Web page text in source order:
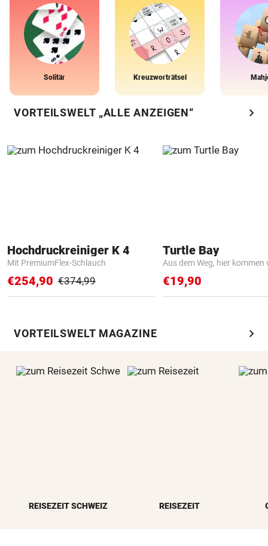
Solitär Kreuzworträtsel
VORTEILSWELT „ALLE ANZEIGEN“ chevron_right
Hochdruckreiniger K 4
Mit PremiumFlex-Schlauch
€254,90 €374,99
Turtle Bay
Aus dem Weg, hier kommen
€19,90
VORTEILSWELT MAGAZINE chevron_right
REISEZEIT SCHWEIZ REISEZEIT